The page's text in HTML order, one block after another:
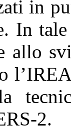
in
In
allo
2.